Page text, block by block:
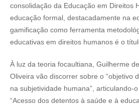
consolidação da Educação em Direitos
educação formal, destacadamente na
gamificação como ferramenta
educativas em direitos humanos é o
À luz da teoria focaultiana, Guilherme
Oliveira vão discorrer sobre o “objetivo
na subjetividade humana”, articulando-
“Acesso dos detentos à saúde e à